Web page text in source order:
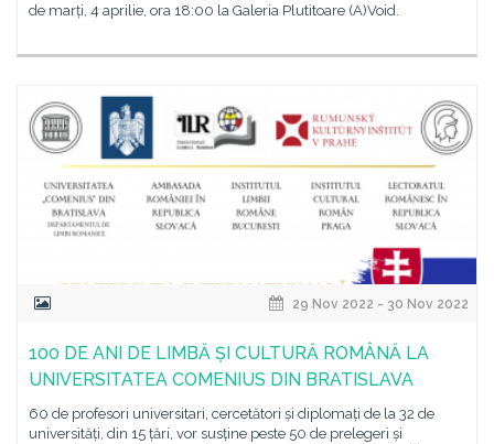
de marți, 4 aprilie, ora 18:00 la Galeria Plutitoare (A)Void.
29 Nov 2022 - 30 Nov 2022
100 DE ANI DE LIMBĂ ȘI CULTURĂ ROMÂNĂ LA
UNIVERSITATEA COMENIUS DIN BRATISLAVA
60 de profesori universitari, cercetători și diplomați de la 32 de
universități, din 15 țări, vor susține peste 50 de prelegeri și